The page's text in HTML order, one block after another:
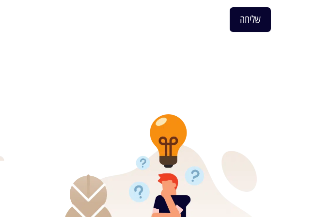
שליחה